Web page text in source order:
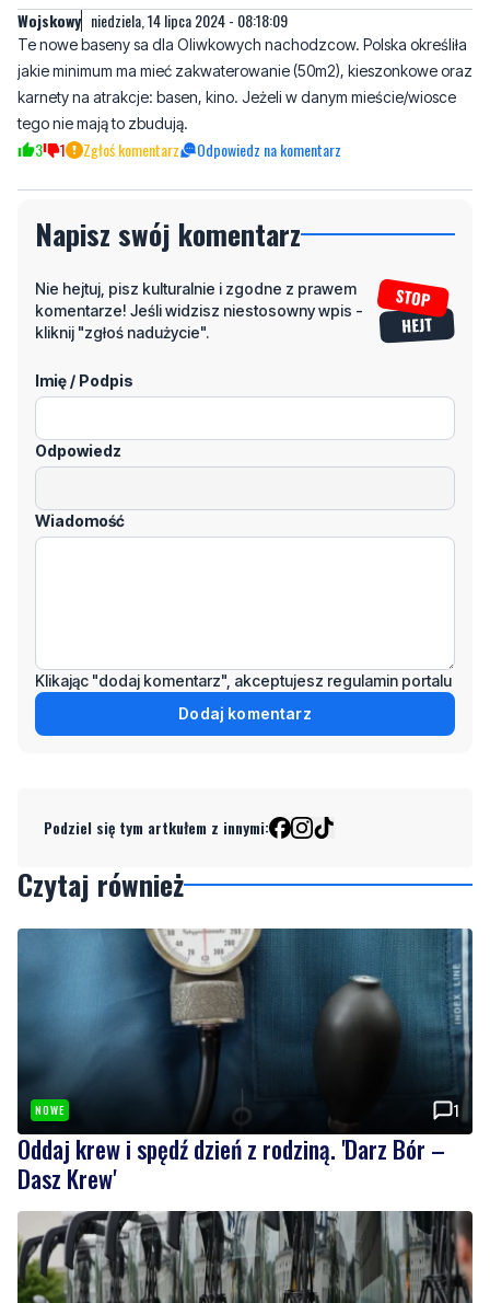
karnety na atrakcje: basen, kino. Jeżeli w danym mieście/wiosce
tego nie mają to zbudują.
3 1 Zgłoś komentarz Odpowiedz na komentarz
Napisz swój komentarz
komentarze! Jeśli widzisz niestosowny wpis -
kliknij "zgłoś nadużycie".
Imię / Podpis
Odpowiedz
Wiadomość
1
Oddaj krew i spędź dzień z rodziną. 'Darz Bór –
Dasz Krew'